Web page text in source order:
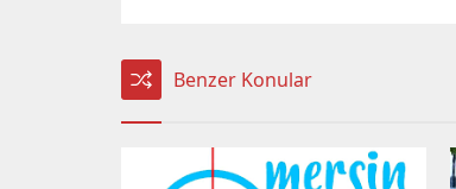
Benzer Konular